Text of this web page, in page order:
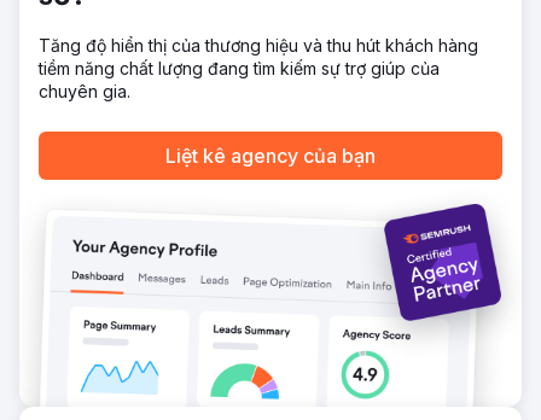
Tăng độ hiển thị của thương hiệu và thu hút khách hàng
tiềm năng chất lượng đang tìm kiếm sự trợ giúp của
chuyên gia.
Liệt kê agency của bạn